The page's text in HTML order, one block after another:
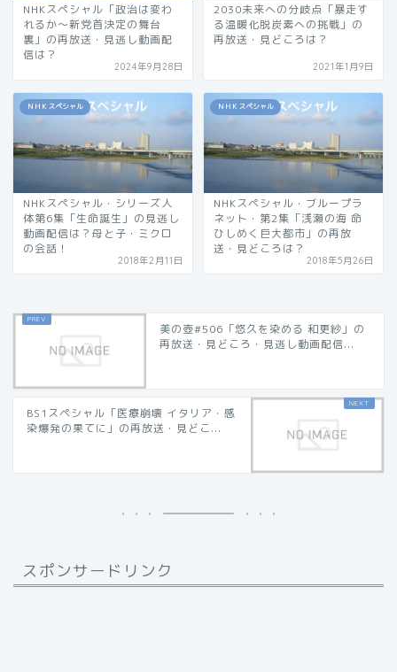
NHKスペシャル「政治は変わ
れるか〜新党首決定の舞台
裏」の再放送・見逃し動画配
信は？
2024年9月28日
2030未来への分岐点「暴走す
る温暖化脱炭素への挑戦」の
再放送・見どころは？
2021年1月9日
ＮＨＫスペシャル
NHKスペシャル・シリーズ人
体第6集「生命誕生」の見逃し
動画配信は？母と子・ミクロ
の会話！
2018年2月11日
ＮＨＫスペシャル
NHKスペシャル・ブループラ
ネット・第2集「浅瀬の海 命
ひしめく巨大都市」の再放
送・見どころは？
2018年5月26日
美の壺#506「悠久を染める 和更紗」の
再放送・見どころ・見逃し動画配信...
BS1スペシャル「医療崩壊 イタリア・感
染爆発の果てに」の再放送・見どこ...
スポンサードリンク